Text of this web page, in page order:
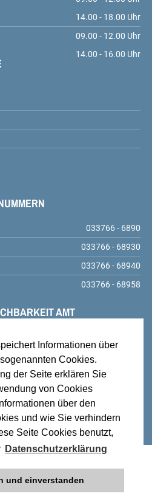
Informationen über
Cookies.
der Seite erklären Sie
von Cookies
über den
und wie Sie verhindern
Seite Cookies benutzt,
Datenschutzerklärung
und einverstanden
14.00 - 18.00 Uhr
09.00 - 12.00 Uhr
14.00 - 16.00 Uhr
033766 - 6890
033766 - 68930
033766 - 68940
033766 - 68958
AMT
9, 15755 Teupitz,
Teupitz, Markt
sowie am Markt
Dahme-Spreewald,
Fotos•Datenschutzerklärung